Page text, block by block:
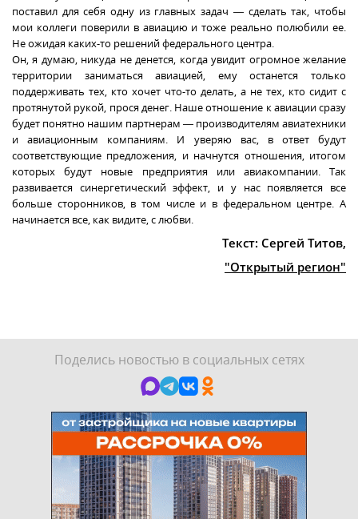
поставил для себя одну из главных задач — сделать так, чтобы
мои коллеги поверили в авиацию и тоже реально полюбили ее.
Не ожидая каких-то решений федерального центра.
Он, я думаю, никуда не денется, когда увидит огромное желание
территории заниматься авиацией, ему останется только
поддерживать тех, кто хочет что-то делать, а не тех, кто сидит с
протянутой рукой, прося денег. Наше отношение к авиации сразу
будет понятно нашим партнерам — производителям авиатехники
и авиационным компаниям. И уверяю вас, в ответ будут
соответствующие предложения, и начнутся отношения, итогом
которых будут новые предприятия или авиакомпании. Так
развивается синергетический эффект, и у нас появляется все
больше сторонников, в том числе и в федеральном центре. А
начинается все, как видите, с любви.
Текст: Cергей Титов,
"Открытый регион"
Поделись новостью в социальных сетях